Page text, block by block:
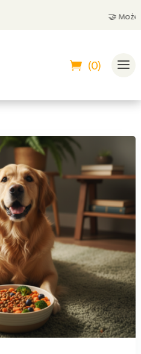
🤝 Możesz
(0)